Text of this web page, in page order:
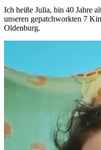
Ich heiße Julia, bin 40 Jahre
unseren gepatchworkten 7
Oldenburg.